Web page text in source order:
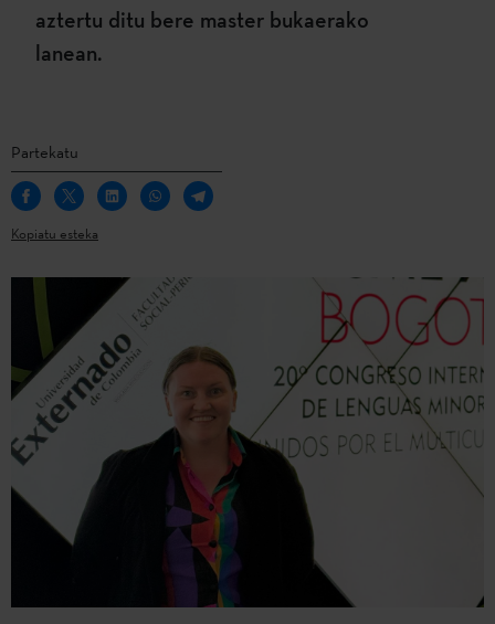
aztertu ditu bere master bukaerako
lanean.
Partekatu
Kopiatu esteka